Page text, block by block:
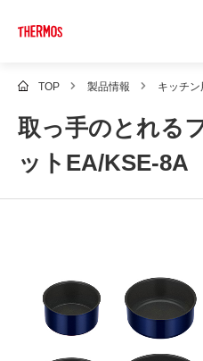
TOP 製品情報 キッチン
取っ手のとれる
ットEA/KSE-8A